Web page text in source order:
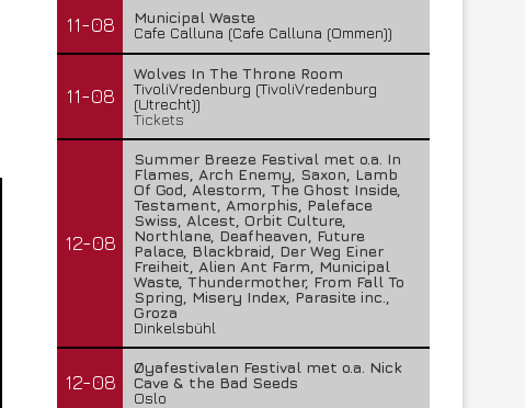
11-08
Municipal Waste
Cafe Calluna (Cafe Calluna (Ommen))
11-08
Wolves In The Throne Room
TivoliVredenburg (TivoliVredenburg
(Utrecht))
Tickets
12-08
Summer Breeze Festival met o.a. In
Flames, Arch Enemy, Saxon, Lamb
Of God, Alestorm, The Ghost Inside,
Testament, Amorphis, Paleface
Swiss, Alcest, Orbit Culture,
Northlane, Deafheaven, Future
Palace, Blackbraid, Der Weg Einer
Freiheit, Alien Ant Farm, Municipal
Waste, Thundermother, From Fall To
Spring, Misery Index, Parasite inc.,
Groza
Dinkelsbühl
12-08
Øyafestivalen Festival met o.a. Nick
Cave & the Bad Seeds
Oslo